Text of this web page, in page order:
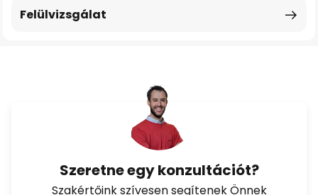
Felülvizsgálat
Szeretne egy konzultációt?
Szakértőink szívesen segítenek Önnek